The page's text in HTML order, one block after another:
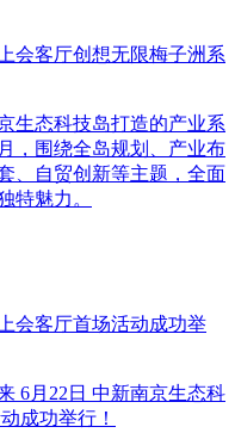
会客厅创想无限梅子洲系
生态科技岛打造的产业系
，围绕全岛规划、产业布
、自贸创新等主题，全面
特魅力。
会客厅首场活动成功举
6月22日 中新南京生态科
成功举行！